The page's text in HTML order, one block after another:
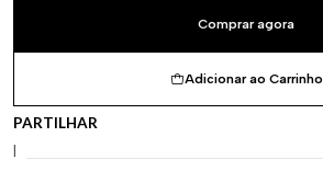
Adicionar ao Carrinho
Comprar agora
PARTILHAR
|